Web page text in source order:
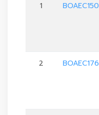
1 BOAEC150
2 BOAEC176